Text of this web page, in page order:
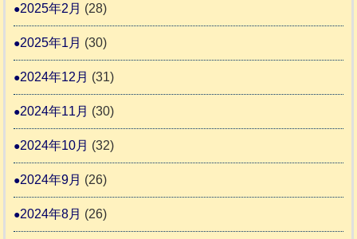
2025年2月 (28)
2025年1月 (30)
2024年12月 (31)
2024年11月 (30)
2024年10月 (32)
2024年9月 (26)
2024年8月 (26)